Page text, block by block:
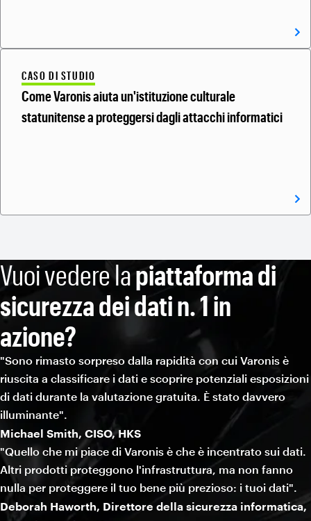
CASO DI STUDIO
Come Varonis aiuta un'istituzione culturale
statunitense a proteggersi dagli attacchi informatici
Vuoi vedere lapiattaforma di
sicurezza dei dati n. 1 in
azione?
"Sono rimasto sorpreso dalla rapidità con cui Varonis è
riuscita a classificare i dati e scoprire potenziali esposizioni
di dati durante la valutazione gratuita. È stato davvero
illuminante".
Michael Smith, CISO, HKS
"Quello che mi piace di Varonis è che è incentrato sui dati.
Altri prodotti proteggono l'infrastruttura, ma non fanno
nulla per proteggere il tuo bene più prezioso: i tuoi dati".
Deborah Haworth, Direttore della sicurezza informatica,